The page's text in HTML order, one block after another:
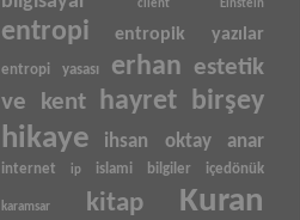
client Einstein
entropi entropik yazılar
entropi yasası erhan estetik
ve kent hayret birşey
hikaye ihsan oktay anar
internet ip islami bilgiler içedönük
karamsar kitap Kuran